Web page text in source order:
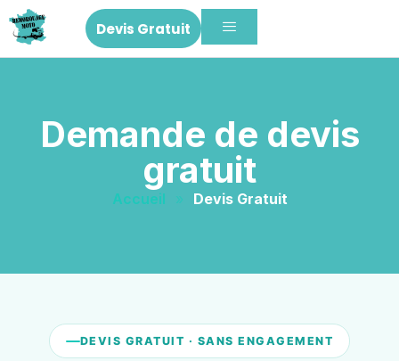
Devis Gratuit
Demande de devis
gratuit
Accueil » Devis Gratuit
DEVIS GRATUIT · SANS ENGAGEMENT